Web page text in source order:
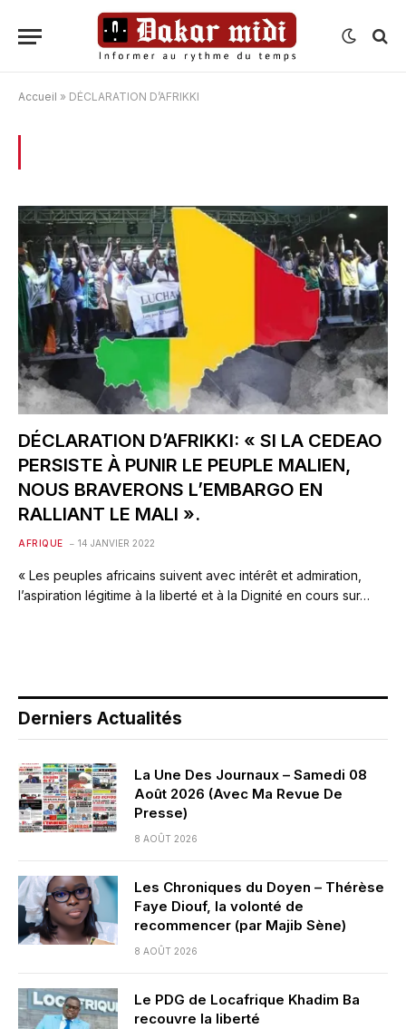
Accueil » DÉCLARATION D’AFRIKKI
DÉCLARATION D’AFRIKKI: « SI LA CEDEAO
PERSISTE À PUNIR LE PEUPLE MALIEN,
NOUS BRAVERONS L’EMBARGO EN
RALLIANT LE MALI ».
AFRIQUE 14 JANVIER 2022
« Les peuples africains suivent avec intérêt et admiration,
l’aspiration légitime à la liberté et à la Dignité en cours sur…
Derniers Actualités
La Une Des Journaux – Samedi 08
Août 2026 (Avec Ma Revue De
Presse)
8 AOÛT 2026
Les Chroniques du Doyen – Thérèse
Faye Diouf, la volonté de
recommencer (par Majib Sène)
8 AOÛT 2026
Le PDG de Locafrique Khadim Ba
recouvre la liberté